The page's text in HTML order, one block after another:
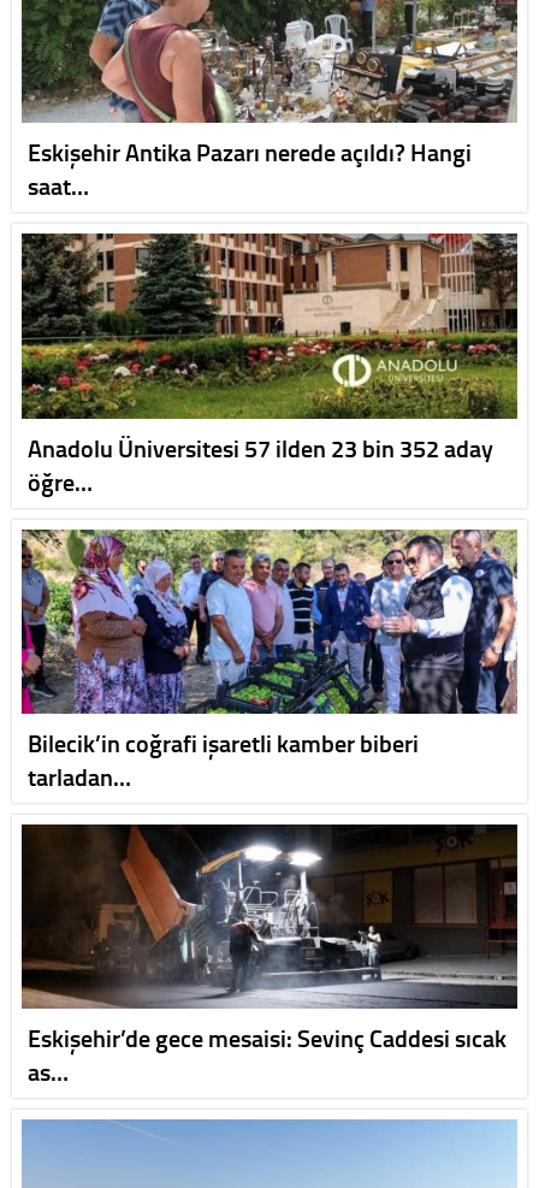
Eskişehir Antika Pazarı nerede açıldı? Hangi
saat…
Anadolu Üniversitesi 57 ilden 23 bin 352 aday
öğre…
Bilecik’in coğrafi işaretli kamber biberi
tarladan…
Eskişehir’de gece mesaisi: Sevinç Caddesi sıcak
as…